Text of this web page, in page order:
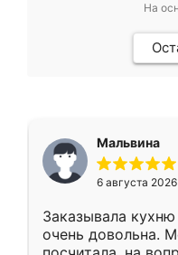
На
Мальвина
6 августа 2026
Заказывала
очень довольна.